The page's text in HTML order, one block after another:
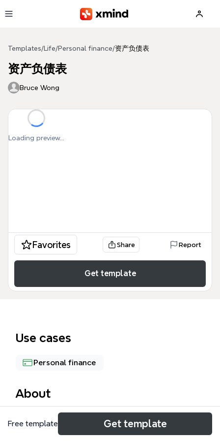
Templates/ Life/Personal finance/资产负债表
资产负债表
Bruce Wong
Loading preview...
Favorites Share Report
Get template
Use cases
Personal finance
About
资产负债表模板是一份面向企业财务人员、会计和创业
者的结构化财务报表工具，完整覆盖资产、负债和所有
Free template Get template